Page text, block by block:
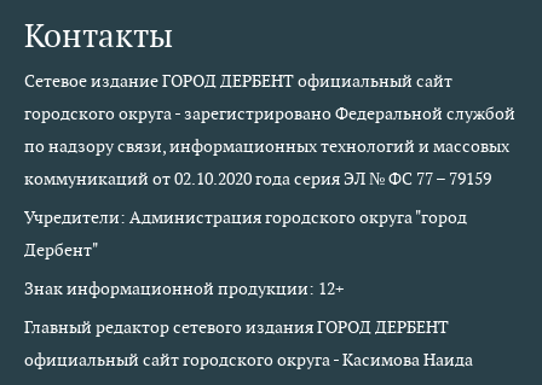
Контакты
Сетевое издание ГОРОД ДЕРБЕНТ официальный сайт
городского округа - зарегистрировано Федеральной службой
по надзору связи, информационных технологий и массовых
коммуникаций от 02.10.2020 года серия ЭЛ № ФС 77 – 79159
Учредители: Администрация городского округа "город
Дербент"
Знак информационной продукции: 12+
Главный редактор сетевого издания ГОРОД ДЕРБЕНТ
официальный сайт городского округа - Касимова Наида